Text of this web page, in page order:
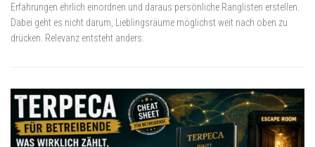
Erfahrungen ehrlich einordnen und daraus persönliche Ranglisten erstellen.
Dabei geht es nicht darum, Lieblingsräume möglichst weit nach oben zu
drücken. Relevanz entsteht anders.